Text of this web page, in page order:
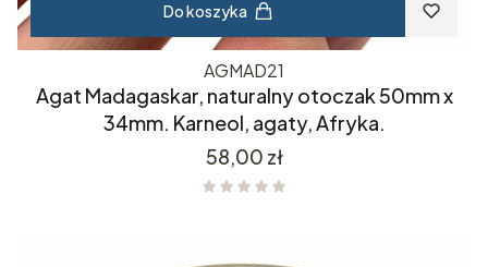
Do koszyka
AGMAD21
Agat Madagaskar, naturalny otoczak 50mm x
34mm. Karneol, agaty, Afryka.
Cena
58,00 zł